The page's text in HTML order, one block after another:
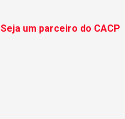
Seja um parceiro do CACP